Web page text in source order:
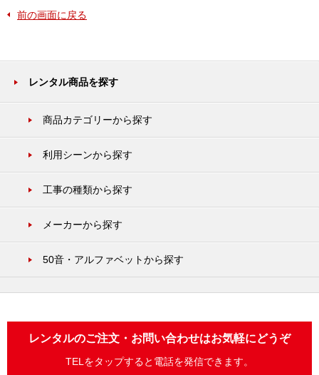
前の画面に戻る
レンタル商品を探す
商品カテゴリーから探す
利用シーンから探す
工事の種類から探す
メーカーから探す
50音・アルファベットから探す
レンタルのご注文・お問い合わせはお気軽にどうぞ
TELをタップすると電話を発信できます。